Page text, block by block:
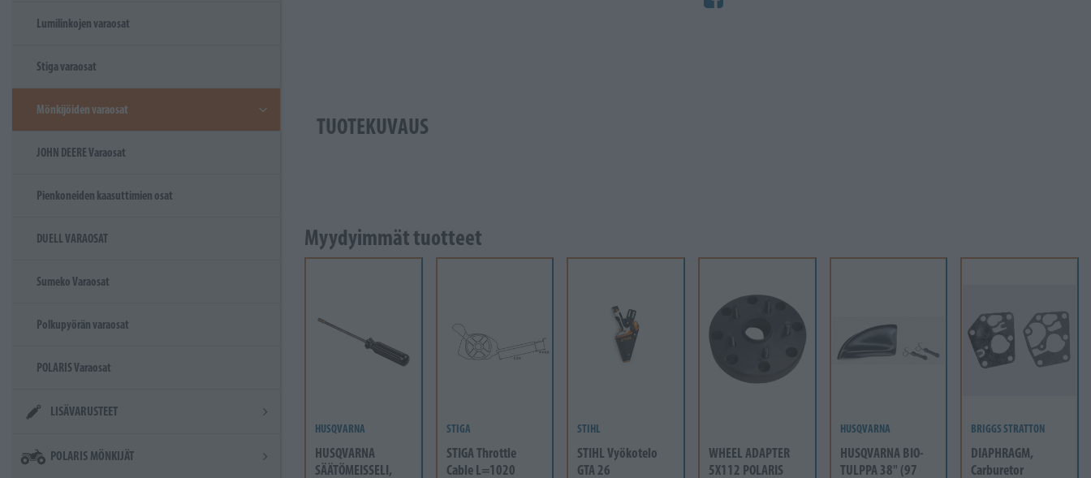
Lumilinkojen varaosat
Stiga varaosat
Mönkijöiden varaosat
JOHN DEERE Varaosat
Pienkoneiden kaasuttimien osat
DUELL VARAOSAT
Sumeko Varaosat
Polkupyörän varaosat
POLARIS Varaosat
LISÄVARUSTEET
POLARIS MÖNKIJÄT
TUOTEKUVAUS
Myydyimmät tuotteet
HUSQVARNA
HUSQVARNA
SÄÄTÖMEISSELI,
STIGA
STIGA Throttle
Cable L=1020
STIHL
STIHL Vyökotelo
GTA 26
WHEEL ADAPTER
5X112 POLARIS
HUSQVARNA
HUSQVARNA BIO-
TULPPA 38" (97
BRIGGS STRATTON
DIAPHRAGM,
Carburetor